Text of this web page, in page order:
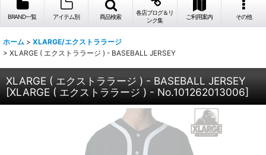
BRAND一覧 アイテム別 商品検索
各店ブログ＆リ
ンク集
ご利用案内 その他
ホーム > XLARGE/エクストララージ
> XLARGE ( エクストララージ ) - BASEBALL JERSEY
XLARGE ( エクストララージ ) - BASEBALL JERSEY
[XLARGE ( エクストララージ ) - No.101262013006]